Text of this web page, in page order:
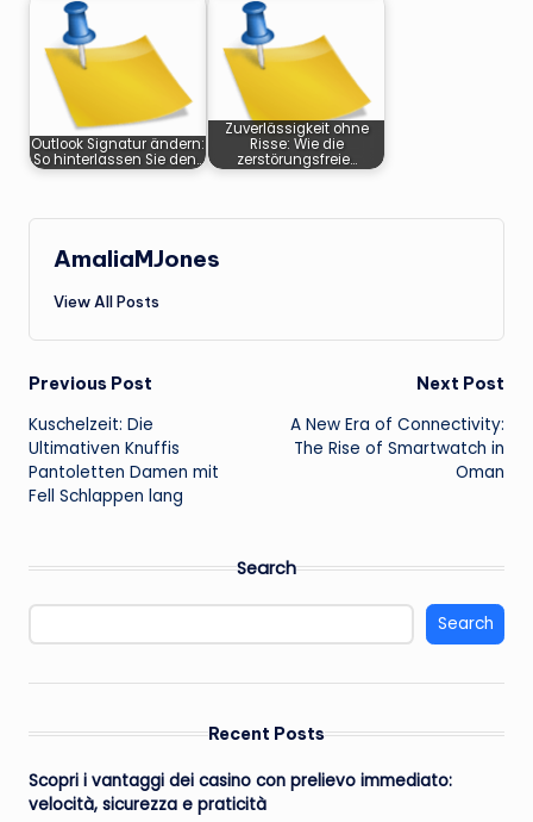
Outlook Signatur ändern:
So hinterlassen Sie den…
Zuverlässigkeit ohne
Risse: Wie die
zerstörungsfreie…
AmaliaMJones
View All Posts
Post
navigation
Previous Post
Kuschelzeit: Die
Ultimativen Knuffis
Pantoletten Damen mit
Fell Schlappen lang
Next Post
A New Era of Connectivity:
The Rise of Smartwatch in
Oman
Search
Search
Recent Posts
Scopri i vantaggi dei casino con prelievo immediato:
velocità, sicurezza e praticità